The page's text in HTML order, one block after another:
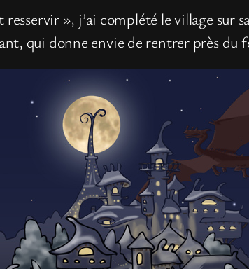
», j’ai complété le village sur
qui donne envie de rentrer près du